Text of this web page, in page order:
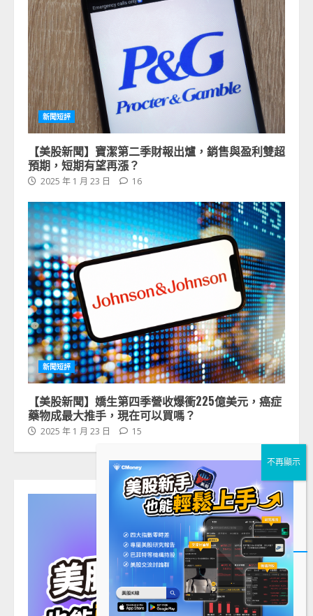
新聞短評
【美股新聞】寶潔第二季財報出爐，銷售與盈利雙超
預期，短期有望再漲？
2025 年 1 月 23 日 16
新聞短評
【美股新聞】嬌生第四季營收爆衝225億美元，癌症
藥物成最大推手，現在可以買嗎？
2025 年 1 月 23 日 15